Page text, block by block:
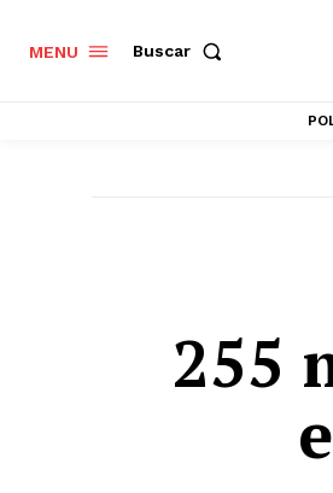
MENU Buscar
255